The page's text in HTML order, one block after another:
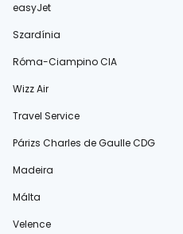
easyJet
Szardínia
Róma-Ciampino CIA
Wizz Air
Travel Service
Párizs Charles de Gaulle CDG
Madeira
Málta
Velence